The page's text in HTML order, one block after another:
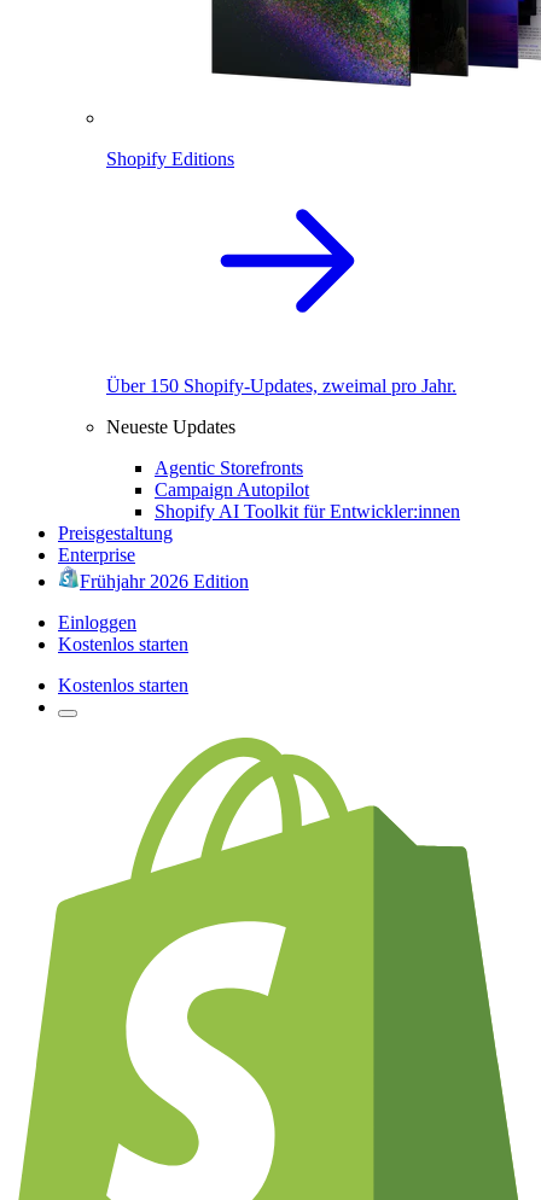
Shopify Editions
Über 150 Shopify-Updates, zweimal pro Jahr.
Neueste Updates
Agentic Storefronts
Campaign Autopilot
Shopify AI Toolkit für Entwickler:innen
Preisgestaltung
Enterprise
Frühjahr 2026 Edition
Einloggen
Kostenlos starten
Kostenlos starten